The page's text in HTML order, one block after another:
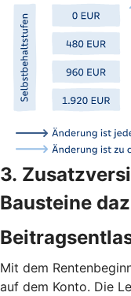
3.
Bausteine
Mit dem
auf dem Konto. Die